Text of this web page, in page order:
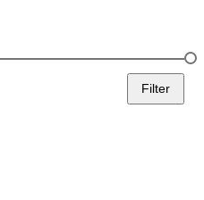
Filter